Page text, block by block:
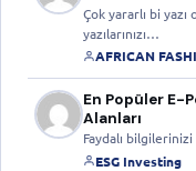
Çok yararlı bi
yazılarınızı…
AFRICAN
En Popüler E-
Alanları
Faydalı
ESG Investing